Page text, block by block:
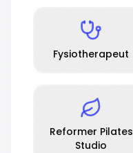
Fysiotherapeut
Reformer Pilates
Studio